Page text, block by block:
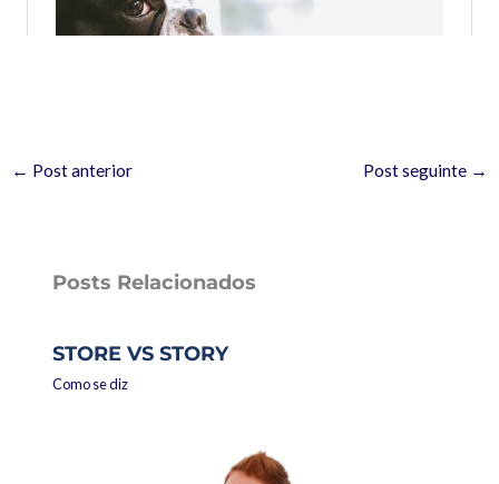
← Post anterior Post seguinte →
Posts Relacionados
STORE VS STORY
Como se diz